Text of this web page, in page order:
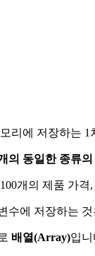
리에 저장하는
의 동일한 종류의
개의 제품 가
수에 저장하는
배열(Array)입니